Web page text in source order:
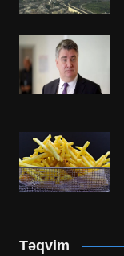
Təqvim